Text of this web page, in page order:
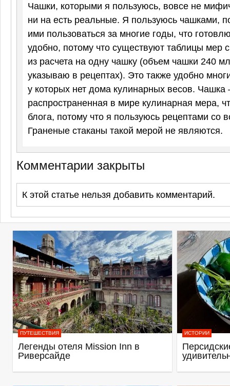
Чашки, которыми я пользуюсь, вовсе не
ни на есть реальные. Я пользуюсь чашками,
ими пользоваться за многие годы, что
удобно, потому что существуют таблицы мер
из расчета на одну чашку (объем чашки 240
указываю в рецептах). Это также удобно
у которых нет дома кулинарных весов.
распространенная в мире кулинарная мера,
блога, потому что я пользуюсь рецептами со
Граненые стаканы такой мерой не являются.
Комментарии закрыты
К этой статье нельзя добавить комментарий.
ПУТЕШЕСТВИЯ
Легенды отеля Mission Inn в
Риверсайде
ИСТОРИИ